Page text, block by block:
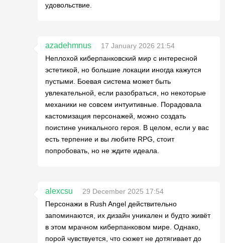
удовольствие.
azadehmnus
17 January 2026 21:54
Неплохой киберпанковский мир с интересной
эстетикой, но большие локации иногда кажутся
пустыми. Боевая система может быть
увлекательной, если разобраться, но некоторые
механики не совсем интуитивные. Порадовала
кастомизация персонажей, можно создать
поистине уникального героя. В целом, если у вас
есть терпение и вы любите RPG, стоит
попробовать, но не ждите идеала.
alexcsu
29 December 2025 17:54
Персонажи в Rush Angel действительно
запоминаются, их дизайн уникален и будто живёт
в этом мрачном киберпанковом мире. Однако,
порой чувствуется, что сюжет не дотягивает до